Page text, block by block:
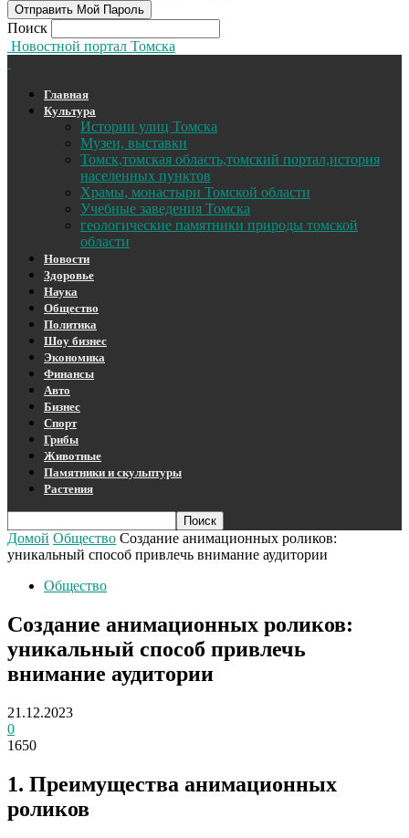
Поиск
Новостной портал Томска
Главная
Культура
Истории улиц Томска
Музеи, выставки
Томск,томская область,томский портал,история
населенных пунктов
Храмы, монастыри Томской области
Учебные заведения Томска
геологические памятники природы томской
области
Новости
Здоровье
Наука
Общество
Политика
Шоу бизнес
Экономика
Финансы
Авто
Бизнес
Спорт
Грибы
Животные
Памятники и скульптуры
Растения
Домой Общество Создание анимационных роликов:
уникальный способ привлечь внимание аудитории
Общество
Создание анимационных роликов:
уникальный способ привлечь
внимание аудитории
21.12.2023
0
1650
1. Преимущества анимационных
роликов